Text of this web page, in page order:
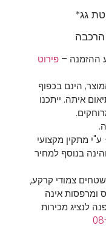
גג*
הרכבה
פירוט
הינם בכפוף
איתה. ייתכנו
זה 550 ש"ח – ע"י מתקין מקצועי
בנוסף למחיר
צמודי קרקע,
ומרפסות אינה
לנציג מכירות